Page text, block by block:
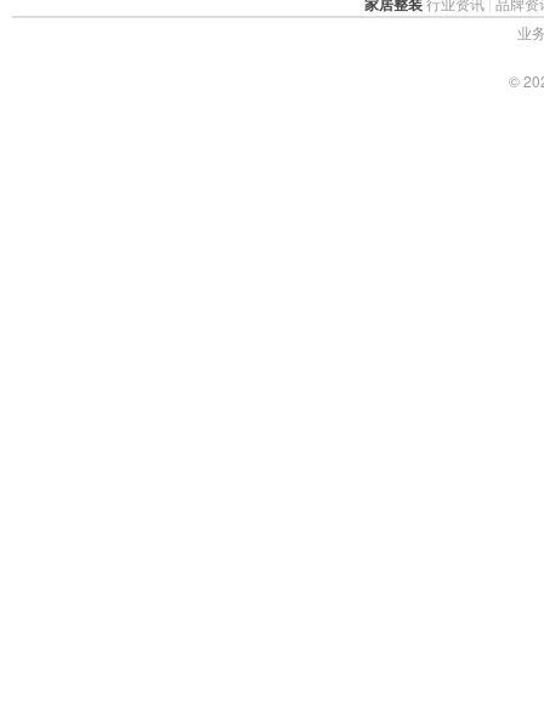
业
©